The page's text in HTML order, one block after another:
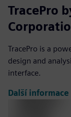
TracePro
TracePro is a
design and
interface.
Další informace